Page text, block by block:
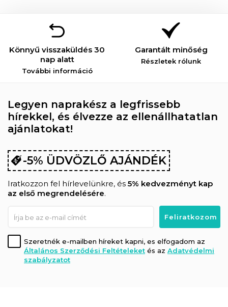
Könnyű visszaküldés 30
nap alatt
További információ
Garantált minőség
Részletek rólunk
Legyen naprakész a legfrissebb
hírekkel, és élvezze az ellenállhatatlan
ajánlatokat!
-5% ÜDVÖZLŐ AJÁNDÉK
Iratkozzon fel hírlevelünkre, és 5% kedvezményt kap
az első megrendelésére.
Szeretnék e-mailben híreket kapni, es elfogadom az
Általános Szerződési Feltételeket és az Adatvédelmi
szabályzatot